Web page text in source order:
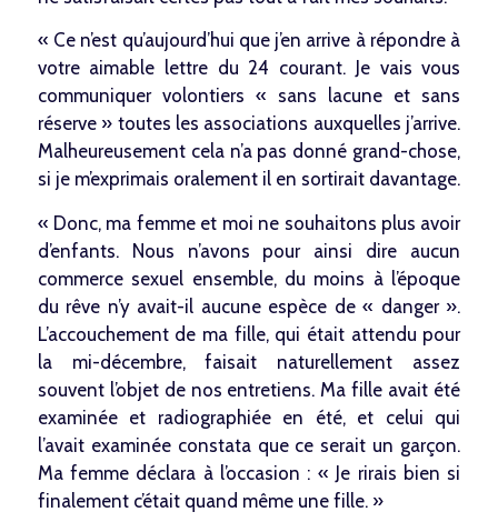
« Ce n’est qu’aujourd’hui que j’en arrive à répondre à
votre aimable lettre du 24 courant. Je vais vous
communiquer volontiers « sans lacune et sans
réserve » toutes les associations auxquelles j’arrive.
Malheureusement cela n’a pas donné grand-chose,
si je m’exprimais oralement il en sortirait davantage.
« Donc, ma femme et moi ne souhaitons plus avoir
d’enfants. Nous n’avons pour ainsi dire aucun
commerce sexuel ensemble, du moins à l’époque
du rêve n’y avait-il aucune espèce de « danger ».
L’accouchement de ma fille, qui était attendu pour
la mi-décembre, faisait naturellement assez
souvent l’objet de nos entretiens. Ma fille avait été
examinée et radiographiée en été, et celui qui
l’avait examinée constata que ce serait un garçon.
Ma femme déclara à l’occasion : « Je rirais bien si
finalement c’était quand même une fille. »